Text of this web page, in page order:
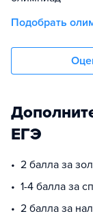
Подобрать
ЕГЭ
2 балла за
1-4 балла за
2 балла за